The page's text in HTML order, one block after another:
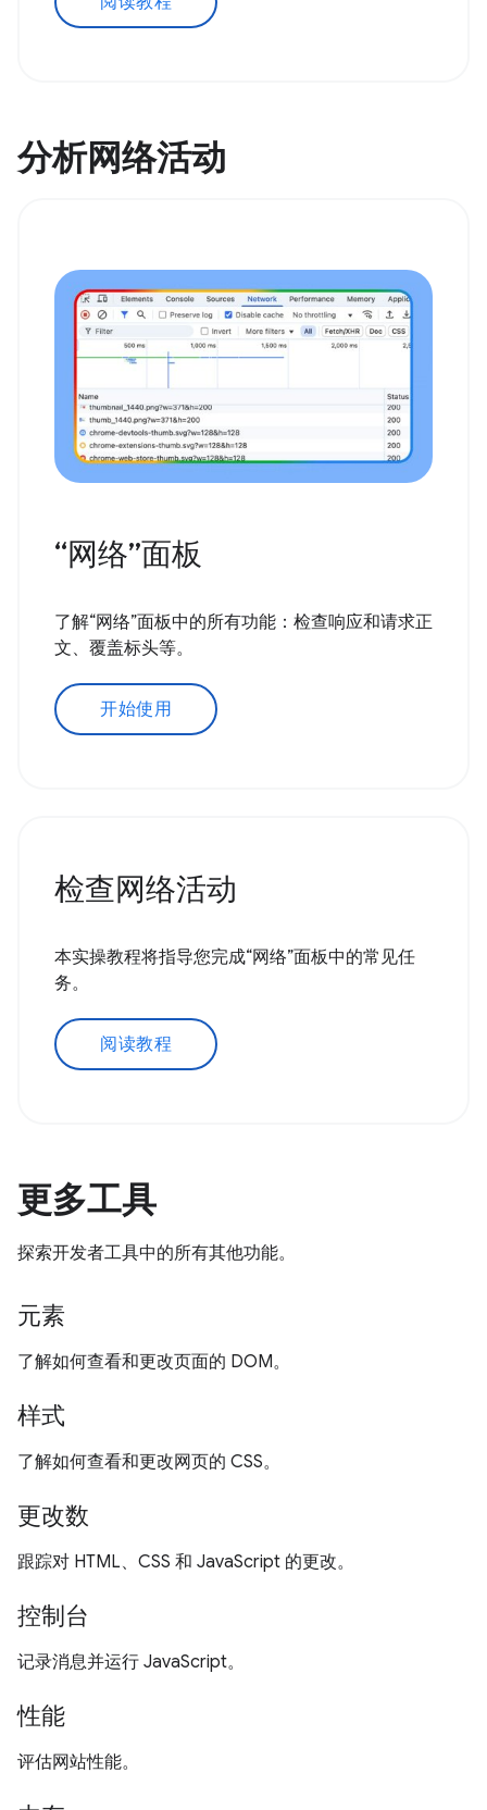
分析网络活动
“网络”面板
了解“网络”面板中的所有功能：检查响应和请求正
文、覆盖标头等。
开始使用
检查网络活动
本实操教程将指导您完成“网络”面板中的常见任
务。
阅读教程
更多工具
探索开发者工具中的所有其他功能。
元素
了解如何查看和更改页面的 DOM。
样式
了解如何查看和更改网页的 CSS。
更改数
跟踪对 HTML、CSS 和 JavaScript 的更改。
控制台
记录消息并运行 JavaScript。
性能
评估网站性能。